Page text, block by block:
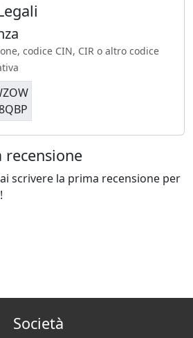
codice CIN, CIR o altro codice
recensione
scrivere la prima recensione per
Società